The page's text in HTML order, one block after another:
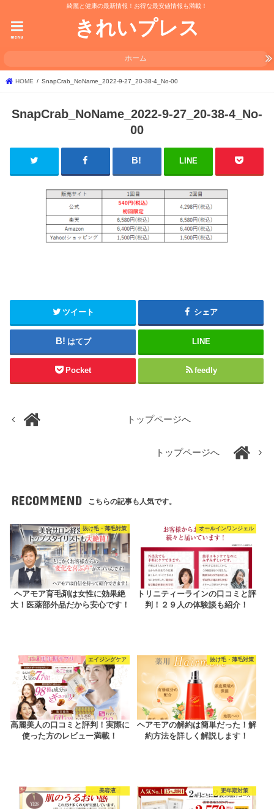
綺麗と健康の最新情報！お得な最安値情報も満載！
きれいプレス
menu
ホーム
HOME SnapCrab_NoName_2022-9-27_20-38-4_No-00
SnapCrab_NoName_2022-9-27_20-38-4_No-
00
LINE
ツイート シェア
はてブ LINE
Pocket feedly
トップページへ
トップページへ
RECOMMEND こちらの記事も人気です。
抜け毛・薄毛対策
ヘアモア育毛剤は女性に効果絶
大！医薬部外品だから安心です！
オールインワンジェル
トリニティーラインの口コミと評
判！２９人の体験談も紹介！
エイジングケア
高麗美人の口コミと評判！実際に
使った方のレビュー満載！
抜け毛・薄毛対策
ヘアモアの解約は簡単だった！解
約方法を詳しく解説します！
美容液 更年期対策